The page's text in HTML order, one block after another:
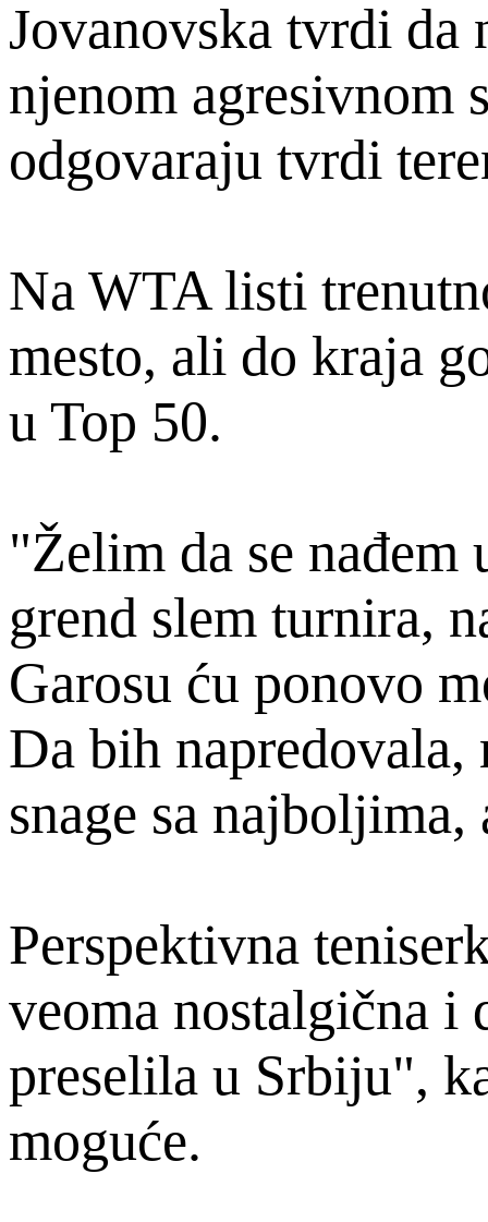
Jovanovska tvrdi da
njenom agresivnom
odgovaraju tvrdi
Na WTA listi
mesto, ali do kraja
u Top 50.
"Želim da se nađem
grend slem turnira,
Garosu ću ponovo
Da bih
snage sa
Perspektivna
veoma nostalgična i
preselila u Srbiju",
moguće.